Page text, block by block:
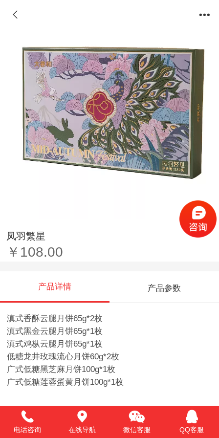
凤羽繁星
￥108.00
产品详情 产品参数
滇式香酥云腿月饼65g*2枚
滇式黑金云腿月饼65g*1枚
滇式鸡枞云腿月饼65g*1枚
低糖龙井玫瑰流心月饼60g*2枚
广式低糖黑芝麻月饼100g*1枚
广式低糖莲蓉蛋黄月饼100g*1枚
推荐产品
电话咨询 在线导航 微信客服 QQ客服